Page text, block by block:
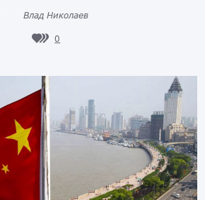
Влад Николаев
0